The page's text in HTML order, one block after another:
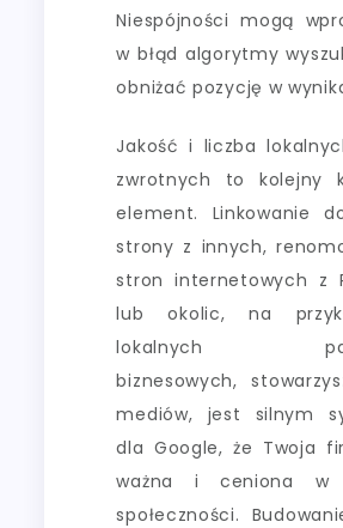
Niespójności mogą
w błąd algorytmy
obniżać pozycję w
Jakość i liczba
zwrotnych to kolejny
element. Linkowanie
strony z innych,
stron internetowych z
lub okolic, na
lokalnych
biznesowych,
mediów, jest silnym
dla Google, że Twoja
ważna i ceniona w
społeczności.